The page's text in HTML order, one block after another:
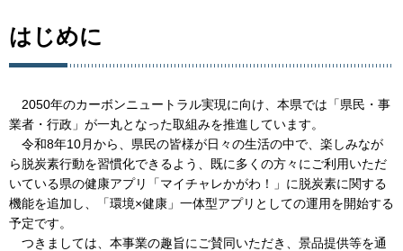
はじめに
2050年のカーボンニュートラル実現に向け、本県では「県民・事
業者・行政」が一丸となった取組みを推進しています。
令和8年10月から、県民の皆様が日々の生活の中で、楽しみなが
ら脱炭素行動を習慣化できるよう、既に多くの方々にご利用いただ
いている県の健康アプリ「マイチャレかがわ！」に脱炭素に関する
機能を追加し、「環境×健康」一体型アプリとしての運用を開始する
予定です。
つきましては、本事業の趣旨にご賛同いただき、景品提供等を通